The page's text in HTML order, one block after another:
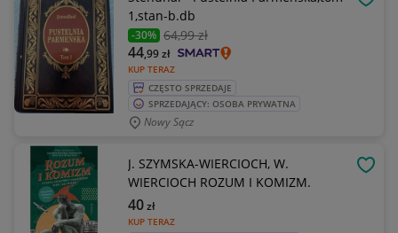
1,stan-b.db
-30% 64,99 zł
KUP TERAZ
44,99zł
CZĘSTO SPRZEDAJE
SPRZEDAJĄCY: OSOBA PRYWATNA
Nowy Sącz
J. SZYMSKA-WIERCIOCH, W.
WIERCIOCH ROZUM I KOMIZM.
KUP TERAZ
40zł